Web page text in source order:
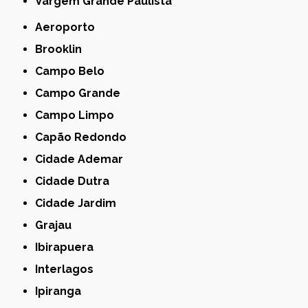
Aeroporto
Brooklin
Campo Belo
Campo Grande
Campo Limpo
Capão Redondo
Cidade Ademar
Cidade Dutra
Cidade Jardim
Grajau
Ibirapuera
Interlagos
Ipiranga